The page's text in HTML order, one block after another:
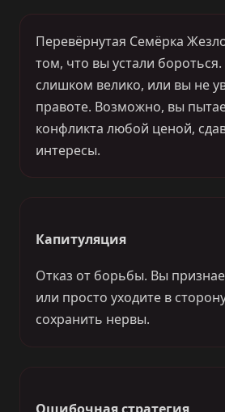
Перевёрнутая Семёрка
том, что вы устали
слишком велико, или вы не
правоте. Возможно, вы
конфликта любой ценой,
интересы.
Капитуляция
Отказ от борьбы. Вы
или просто уходите в
сохранить нервы.